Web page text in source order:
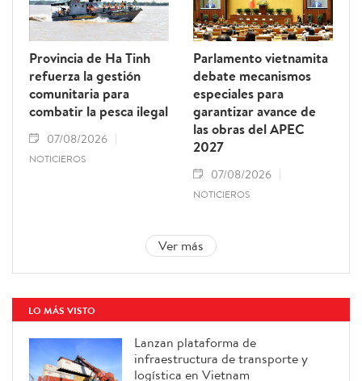
Provincia de Ha Tinh
refuerza la gestión
comunitaria para
combatir la pesca ilegal
07/08/2026
NOTICIEROS
Parlamento vietnamita
debate mecanismos
especiales para
garantizar avance de
las obras del APEC
2027
07/08/2026
NOTICIEROS
Ver más
LO MÁS VISTO
Lanzan plataforma de
infraestructura de transporte y
logística en Vietnam